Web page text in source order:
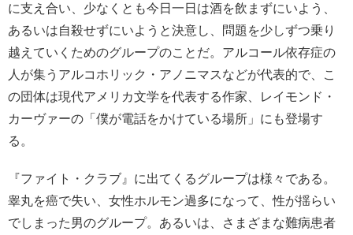
に支え合い、少なくとも今日一日は酒を飲まずにいよう、
あるいは自殺せずにいようと決意し、問題を少しずつ乗り
越えていくためのグループのことだ。アルコール依存症の
人が集うアルコホリック・アノニマスなどが代表的で、こ
の団体は現代アメリカ文学を代表する作家、レイモンド・
カーヴァーの「僕が電話をかけている場所」にも登場す
る。
『ファイト・クラブ』に出てくるグループは様々である。
睾丸を癌で失い、女性ホルモン過多になって、性が揺らい
でしまった男のグループ。あるいは、さまざまな難病患者